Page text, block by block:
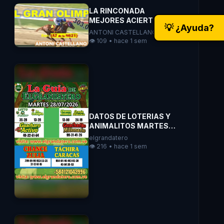
LA RINCONADA
MEJORES ACIERTOS
JUNIO/JULIO POR
ANTONI CASTELLANO
ANTONI CASTELLANO
👁️ 109 • hace 1 sem
DATOS DE LOTERIAS Y
ANIMALITOS MARTES
28/07/2026
ELGRANDATERO JOSE
elgrandatero
👁️ 216 • hace 1 sem
💡 ¿Ayuda?